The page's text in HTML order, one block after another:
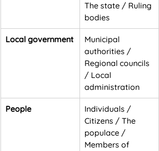
The state / Ruling
bodies
Local government
Municipal
authorities /
Regional councils
/ Local
administration
People
Individuals /
Citizens / The
populace /
Members of